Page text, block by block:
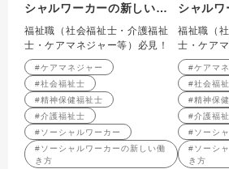
シャルワーカーの新しい働
き方ガイド Vol.13 【独
立・開業を選んだ人⑥】髙
田美保さん（一般社団法
人 社会福祉士事務所にじ
みる/フリー社会福祉士）の
場合
福祉職（社会福祉士・介護福祉
士・ケアマネジャー等）必見！
#ケアマネジャー
#社会福祉士
#精神保健福祉士
#介護福祉士
#ソーシャルワーカー
#ソーシャルワーカーの新しい働
き方
シャルワ
き方ガ
立・開業
場の気づ
す力へ
福祉職（
士・ケア
#ケアマ
#社会福
#精神保
#介護福
#ソーシ
#ソーシ
き方